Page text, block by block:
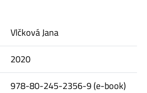
Vlčková Jana
2020
978-80-245-2356-9 (e-book)